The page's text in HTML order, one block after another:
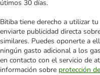
útimos 30 días.
Bitiba tiene derecho a utilizar
enviarte publicidad directa
similares. Puedes oponerte a
ningún gasto adicional a los
en contacto con el servicio de
información sobre protección